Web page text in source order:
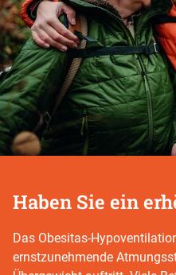
Haben Sie ein
Das Obesitas-
ernstzunehmende